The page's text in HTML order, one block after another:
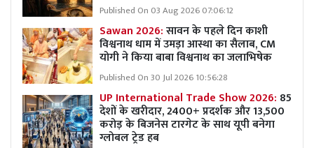
Published On 03 Aug 2026 07:06:12
Sawan 2026:सावन के पहले दिन काशी
विश्वनाथ धाम में उमड़ा आस्था का सैलाब, CM
योगी ने किया बाबा विश्वनाथ का जलाभिषेक
Published On 30 Jul 2026 10:56:28
UP International Trade Show 2026: 85
देशों के खरीदार, 2400+ प्रदर्शक और 13,500
करोड़ के बिजनेस टारगेट के साथ यूपी बनेगा
ग्लोबल ट्रेड हब